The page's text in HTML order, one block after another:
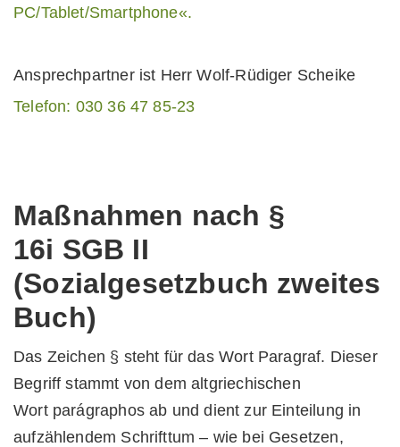
PC/Tablet/Smartphone«.
Ansprechpartner ist Herr Wolf-Rüdiger Scheike
Telefon: 030 36 47 85-23
Maßnahmen nach §
16i SGB II
(Sozialgesetzbuch zweites
Buch)
Das Zeichen § steht für das Wort Paragraf. Dieser
Begriff stammt von dem altgriechischen
Wort parágraphosab und dient zur Einteilung in
aufzählendem Schrifttum – wie bei Gesetzen,